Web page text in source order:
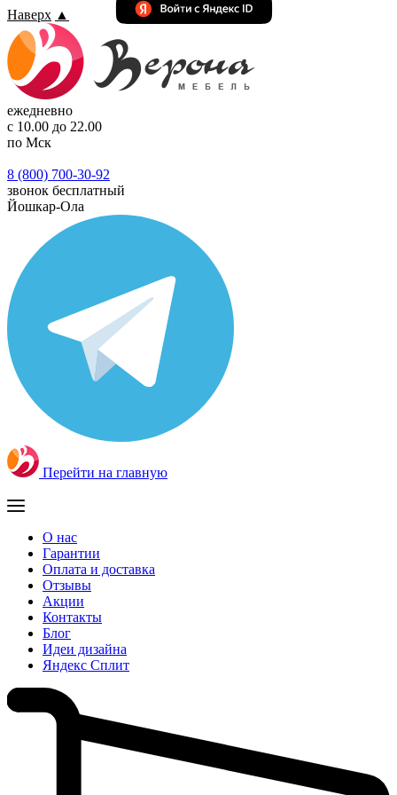
Наверх ▲
ежедневно
с 10.00 до 22.00
по Мск
8 (800) 700-30-92
звонок бесплатный
Йошкар-Ола
Перейти на главную
О нас
Гарантии
Оплата и доставка
Отзывы
Акции
Контакты
Блог
Идеи дизайна
Яндекс Сплит